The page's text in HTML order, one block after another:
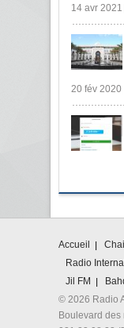
14 avr 2021
20 fév 2020
Accueil
Radio
Jil FM
© 2026 Radio
Boulevard des